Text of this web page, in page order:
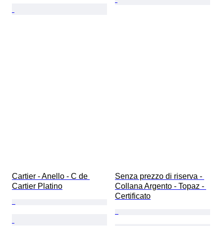
Cartier - Anello - C de
Cartier Platino
Senza prezzo di riserva -
Collana Argento - Topaz -
Certificato